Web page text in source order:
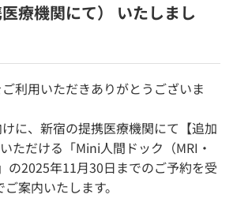
療機関にて） いたしまし
利用いただきありがとうございま
に、新宿の提携医療機関にて【追加
ただける「Mini人間ドック（MRI・
の2025年11月30日までのご予約を受
案内いたします。